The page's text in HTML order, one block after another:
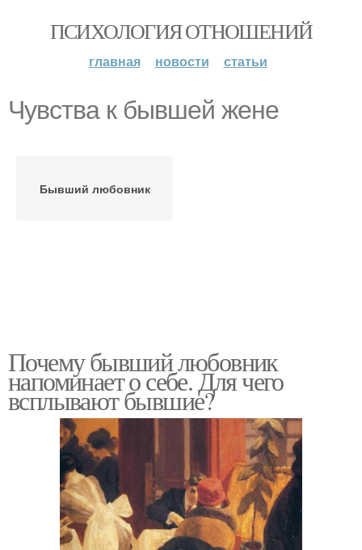
ПСИХОЛОГИЯ ОТНОШЕНИЙ
главная новости статьи
Чувства к бывшей жене
Бывший любовник
Почему бывший любовник
напоминает о себе. Для чего
всплывают бывшие?